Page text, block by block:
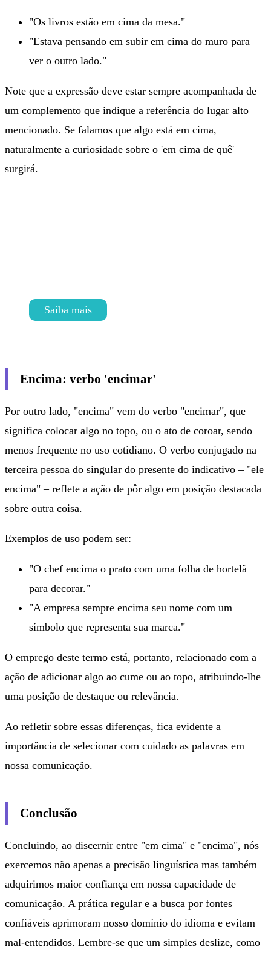
"Os livros estão em cima da mesa."
"Estava pensando em subir em cima do muro para
ver o outro lado."
Note que a expressão deve estar sempre acompanhada de
um complemento que indique a referência do lugar alto
mencionado. Se falamos que algo está em cima,
naturalmente a curiosidade sobre o 'em cima de quê'
surgirá.
Saiba mais
Encima: verbo 'encimar'
Por outro lado, "encima" vem do verbo "encimar", que
significa colocar algo no topo, ou o ato de coroar, sendo
menos frequente no uso cotidiano. O verbo conjugado na
terceira pessoa do singular do presente do indicativo – "ele
encima" – reflete a ação de pôr algo em posição destacada
sobre outra coisa.
Exemplos de uso podem ser:
"O chef encima o prato com uma folha de hortelã
para decorar."
"A empresa sempre encima seu nome com um
símbolo que representa sua marca."
O emprego deste termo está, portanto, relacionado com a
ação de adicionar algo ao cume ou ao topo, atribuindo-lhe
uma posição de destaque ou relevância.
Ao refletir sobre essas diferenças, fica evidente a
importância de selecionar com cuidado as palavras em
nossa comunicação.
Conclusão
Concluindo, ao discernir entre "em cima" e "encima", nós
exercemos não apenas a precisão linguística mas também
adquirimos maior confiança em nossa capacidade de
comunicação. A prática regular e a busca por fontes
confiáveis aprimoram nosso domínio do idioma e evitam
mal-entendidos. Lembre-se que um simples deslize, como